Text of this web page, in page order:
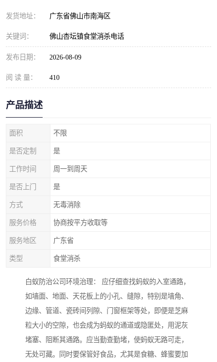
发货地址： 广东省佛山市南海区
关键词： 佛山杏坛镇食堂消杀电话
发布日期： 2026-08-09
阅 读 量： 410
产品描述
面积 不限
是否定制 是
工作时间 周一到周天
是否上门 是
方式 无毒消除
服务价格 协商按平方收取等
服务地区 广东省
类型 食堂消杀
白蚁防治公司环境治理： 应仔细查找蚂蚁的入室通路，
如墙面、地面、天花板上的小孔、缝隙，特别是墙角、
边缘、管道、瓷砖间列隙、门窗框架等处，即便是芝麻
粒大小的空隙，也会成为蚂蚁的通道或隐匿处，用泥灰
堵塞、阻断其通路。应当勤查勤堵，使蚂蚁无路可走，
无处可藏。同时要保管好食品，尤其是食糖、蜂蜜要加